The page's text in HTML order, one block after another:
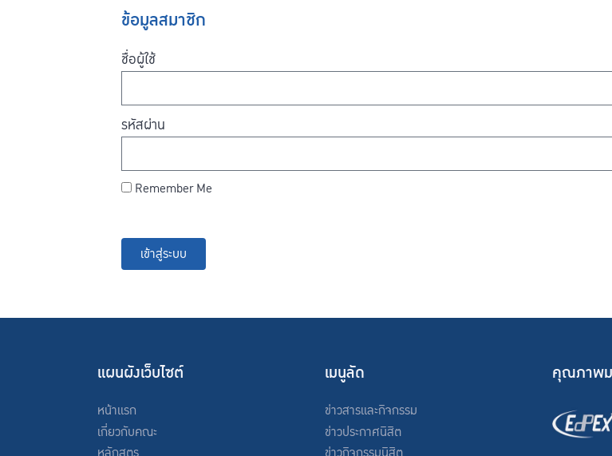
ข้อมูลสมาชิก
ชื่อผู้ใช้
รหัสผ่าน
Remember Me
เข้าสู่ระบบ
แผนผังเว็บไซต์
หน้าแรก
เกี่ยวกับคณะ
เมนูลัด
ข่าวสารและกิจกรรม
ข่าวประกาศนิสิต
คุณภาพ